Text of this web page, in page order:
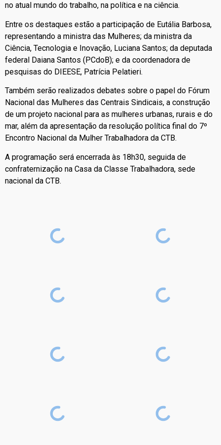
no atual mundo do trabalho, na política e na ciência.
Entre os destaques estão a participação de Eutália Barbosa,
representando a ministra das Mulheres; da ministra da
Ciência, Tecnologia e Inovação, Luciana Santos; da deputada
federal Daiana Santos (PCdoB); e da coordenadora de
pesquisas do DIEESE, Patrícia Pelatieri.
Também serão realizados debates sobre o papel do Fórum
Nacional das Mulheres das Centrais Sindicais, a construção
de um projeto nacional para as mulheres urbanas, rurais e do
mar, além da apresentação da resolução política final do 7º
Encontro Nacional da Mulher Trabalhadora da CTB.
A programação será encerrada às 18h30, seguida de
confraternização na Casa da Classe Trabalhadora, sede
nacional da CTB.